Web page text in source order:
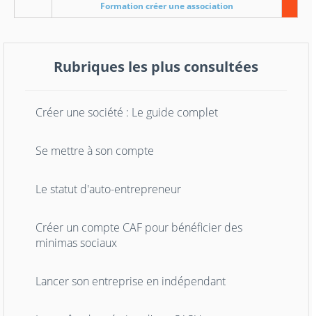
Formation créer une association
Rubriques les plus consultées
Créer une société : Le guide complet
Se mettre à son compte
Le statut d'auto-entrepreneur
Créer un compte CAF pour bénéficier des
minimas sociaux
Lancer son entreprise en indépendant